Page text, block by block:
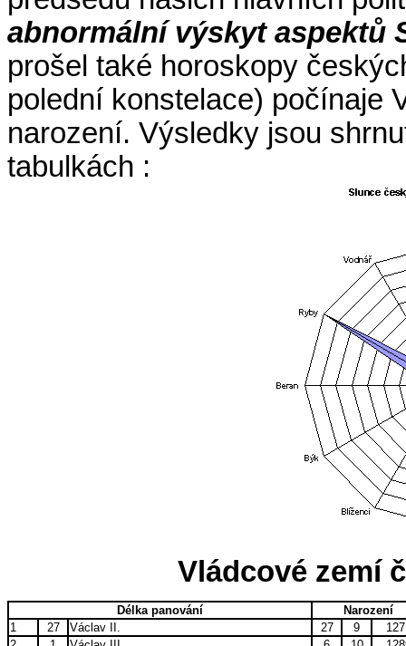
abnormální výskyt aspektů
prošel také horoskopy
polední konstelace) počínaje
narození. Výsledky jsou
tabulkách :
Vládcové zemí
Délka panování
Narození
1
27 Václav II. 27 9